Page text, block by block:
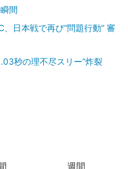
間
、日本戦で再び“問題行動” 審
秒の理不尽スリー”炸裂
週間